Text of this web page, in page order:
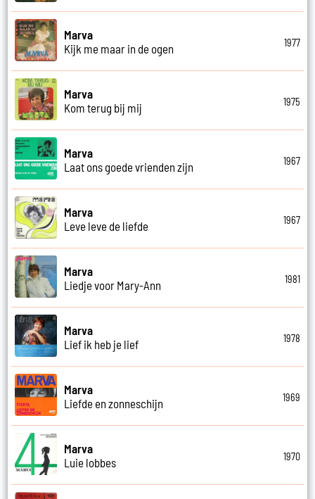
Marva
Kijk me maar in de ogen
1977
Marva
Kom terug bij mij
1975
Marva
Laat ons goede vrienden zijn
1967
Marva
Leve leve de liefde
1967
Marva
Liedje voor Mary-Ann
1981
Marva
Lief ik heb je lief
1978
Marva
Liefde en zonneschijn
1969
Marva
Luie lobbes
1970